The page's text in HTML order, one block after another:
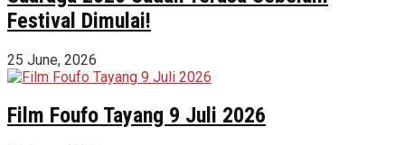
Festival Dimulai!
25 June, 2026
Film Foufo Tayang 9 Juli 2026